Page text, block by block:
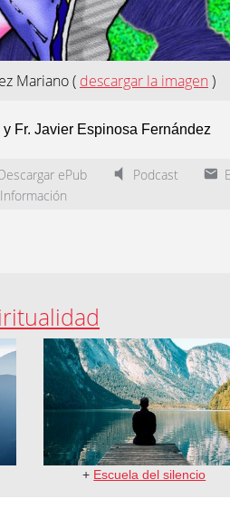
Mariano( descargar la imagen )
Fr. Javier Espinosa Fernández
ePub Podcast
Información
+ Escuela del silencio